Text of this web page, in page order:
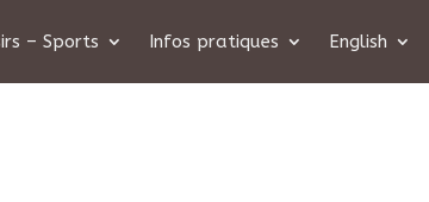
– Sports Infos pratiques English